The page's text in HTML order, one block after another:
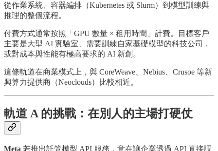
從作業系統、容器編排（Kubernetes 或 Slurm）到模型訓練與
推理的整個流程。
付費方式通常按照「GPU 數量 × 租用時間」計費。目標客戶
主要是大型 AI 實驗室、需要訓練自家基礎模型的科技公司，
或對成本與性能有極高要求的 AI 新創。
這條軌道在商業模式上，與 CoreWeave、Nebius、Crusoe 等新
興算力提供商（Neoclouds）比較相近。
軌道 A 的挑戰：在別人的主場打硬仗
Meta 若推出託管模型 API 服務，意在讓企業透過 API 直接調